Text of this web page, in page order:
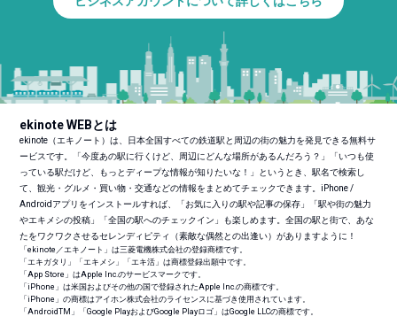
ekinote WEBとは
ekinote（エキノート）は、日本全国すべての鉄道駅と周辺の街の魅力を発見できる無料サ
ービスです。「今度あの駅に行くけど、周辺にどんな場所があるんだろう？」「いつも使
っている駅だけど、もっとディープな情報が知りたいな！」というとき、駅名で検索し
て、観光・グルメ・買い物・交通などの情報をまとめてチェックできます。iPhone /
Androidアプリをインストールすれば、「お気に入りの駅や記事の保存」「駅や街の魅力
やエキメシの投稿」「全国の駅へのチェックイン」も楽しめます。全国の駅と街で、あな
たをワクワクさせるセレンディピティ（素敵な偶然との出逢い）がありますように！
「ekinote／エキノート」は三菱電機株式会社の登録商標です。
「エキガタリ」「エキメシ」「エキ活」は商標登録出願中です。
「App Store」はApple Inc.のサービスマークです。
「iPhone」は米国およびその他の国で登録されたApple Inc.の商標です。
「iPhone」の商標はアイホン株式会社のライセンスに基づき使用されています。
「AndroidTM 」「Google PlayおよびGoogle Playロゴ」はGoogle LLCの商標です。